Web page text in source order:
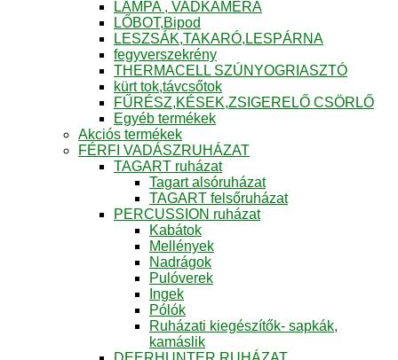
LÁMPA , VADKAMERA
LŐBOT,Bipod
LESZSÁK,TAKARÓ,LESPÁRNA
fegyverszekrény
THERMACELL SZÚNYOGRIASZTÓ
kürt tok,távcsőtok
FŰRÉSZ,KÉSEK,ZSIGERELŐ CSÖRLŐ
Egyéb termékek
Akciós termékek
FÉRFI VADÁSZRUHÁZAT
TAGART ruházat
Tagart alsóruházat
TAGART felsőruházat
PERCUSSION ruházat
Kabátok
Mellények
Nadrágok
Pulóverek
Ingek
Pólók
Ruházati kiegészítők- sapkák,
kamáslik